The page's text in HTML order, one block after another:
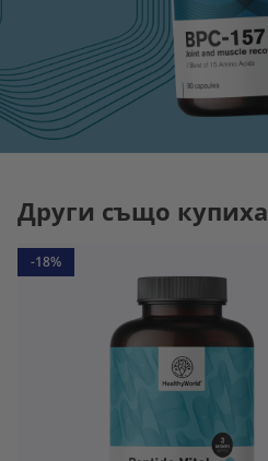
Други също купиха
-18%